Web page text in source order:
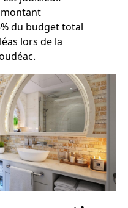
du budget total
lors de la